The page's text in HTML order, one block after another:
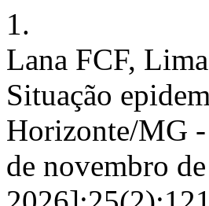
1.
Lana FCF,
Situação
Horizonte/MG
de novembro